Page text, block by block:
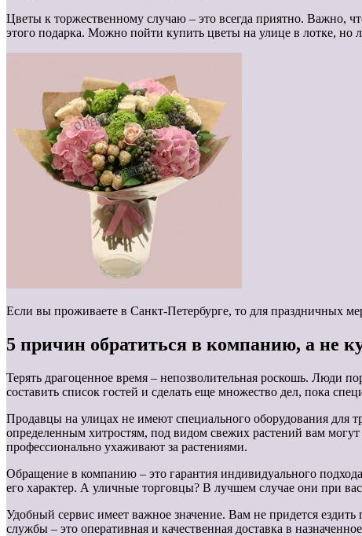
Цветы к торжественному случаю – это всегда приятно. Важно,
этого подарка. Можно пойти купить цветы на улице в лотке, но
Если вы проживаете в Санкт-Петербурге, то для праздничных
5 причин обратиться в компанию, а не
Терять драгоценное время – непозволительная роскошь. Люди
составить список гостей и сделать еще множество дел, пока
Продавцы на улицах не имеют специального оборудования для
определенным хитростям, под видом свежих растений вам
профессионально ухаживают за растениями.
Обращение в компанию – это гарантия индивидуального
его характер. А уличные торговцы? В лучшем случае они при
Удобный сервис имеет важное значение. Вам не придется
службы – это оперативная и качественная доставка в